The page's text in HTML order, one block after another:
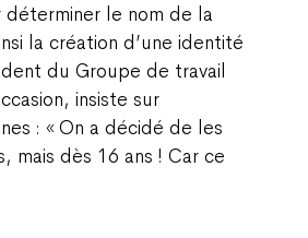
le nom de la
la création d’une identité
du Groupe de travail
insiste sur
: « On a décidé de les
mais dès 16 ans ! Car ce